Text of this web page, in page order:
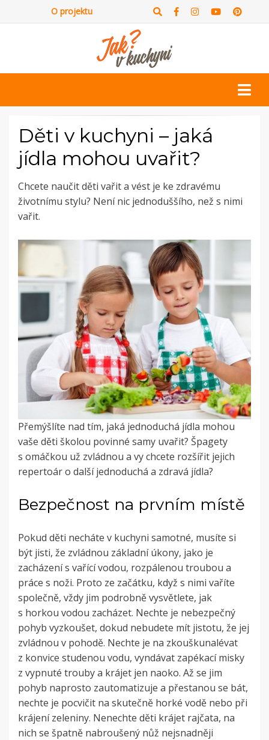
O projektu
Děti v kuchyni – jaká
jídla mohou uvařit?
Chcete naučit děti vařit a vést je ke zdravému
životnímu stylu? Není nic jednoduššího, než s nimi
vařit.
Přemýšlíte nad tím, jaká jednoduchá jídla mohou
vaše děti školou povinné samy uvařit? Špagety
s omáčkou už zvládnou a vy chcete rozšířit jejich
repertoár o další jednoduchá a zdravá jídla?
Bezpečnost na prvním místě
Pokud děti necháte v kuchyni samotné, musíte si
být jisti, že zvládnou základní úkony, jako je
zacházení s vařící vodou, rozpálenou troubou a
práce s noži. Proto ze začátku, když s nimi vaříte
společně, vždy jim podrobně vysvětlete, jak
s horkou vodou zacházet. Nechte je nebezpečný
pohyb vyzkoušet, dokud nebudete mít jistotu, že jej
zvládnou v pohodě. Nechte je na zkouškunalévat
z konvice studenou vodu, vyndávat zapékací misky
z vypnuté trouby a krájet jen naoko. Až se jim
pohyb naprosto zautomatizuje a přestanou se bát,
nechte je pocvičit na skutečně horké vodě nebo při
krájení zeleniny. Nenechte děti krájet rajčata, na
nich se špatně nabroušený nůž nejsnadněji